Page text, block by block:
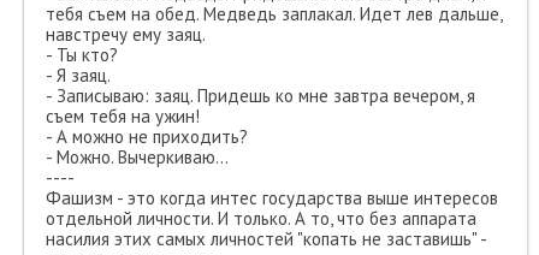
тебя съем на обед. Медведь заплакал. Идет лев дальше,
навстречу ему заяц.
- Ты кто?
- Я заяц.
- Записываю: заяц. Придешь ко мне завтра вечером, я
съем тебя на ужин!
- А можно не приходить?
- Можно. Вычеркиваю...
----
Фашизм - это когда интес государства выше интересов
отдельной личности. И только. А то, что без аппарата
насилия этих самых личностей "копать не заставишь" -